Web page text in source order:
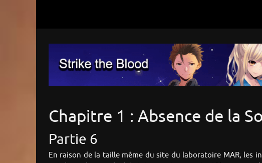
Chapitre 1 : Absence de la
Partie 6
En raison de la taille même du site du laboratoire MAR,